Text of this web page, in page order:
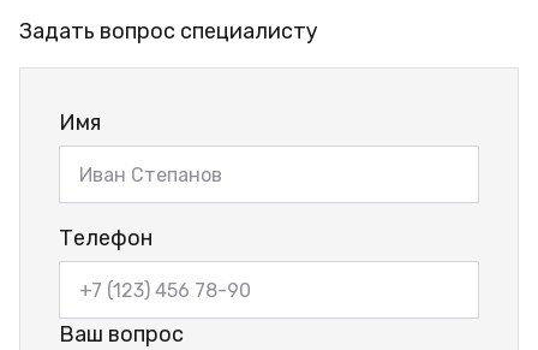
Задать вопрос специалисту
Имя
Телефон
Ваш вопрос